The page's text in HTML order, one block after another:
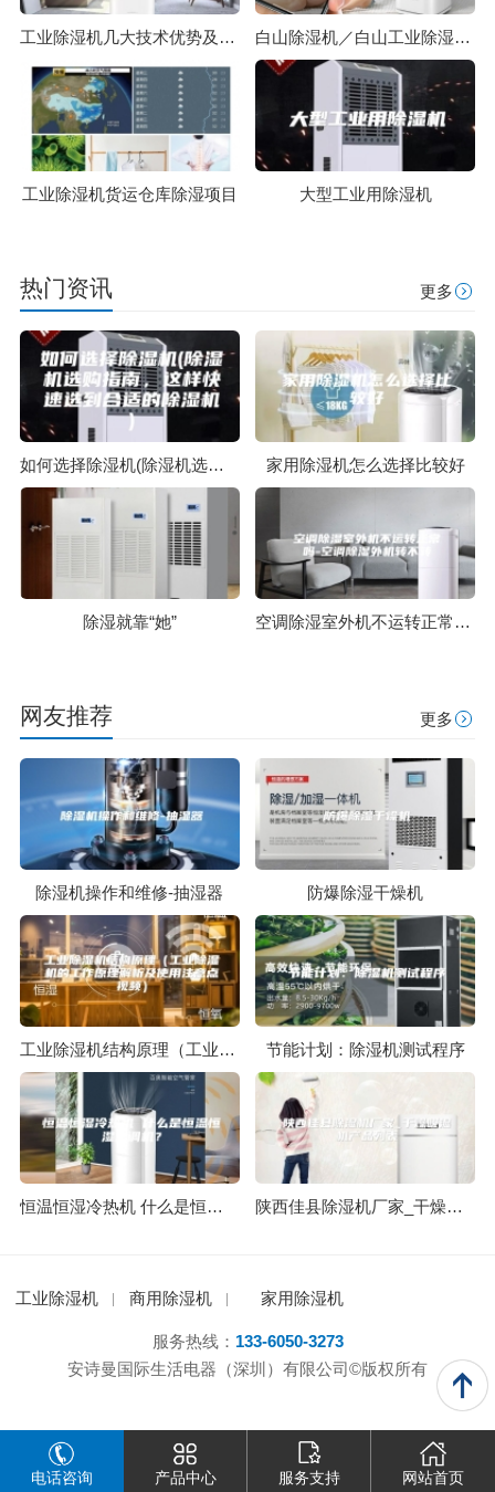
工业除湿机几大技术优势及性能说明 白山除湿机／白山工业除湿机／厂家直营
工业除湿机货运仓库除湿项目 大型工业用除湿机
热门资讯 更多
如何选择除湿机(除湿机选购指南，这样快速选到合适的除湿机) 家用除湿机怎么选择比较好
除湿就靠“她” 空调除湿室外机不运转正常吗-空调除湿外机转不转
网友推荐 更多
除湿机操作和维修-抽湿器 防爆除湿干燥机
工业除湿机结构原理（工业除湿机的工作原理解析及使用注意点视频） 节能计划：除湿机测试程序
恒温恒湿冷热机 什么是恒温恒湿空调机？ 陕西佳县除湿机厂家_干燥吸湿机产品列表
工业除湿机 商用除湿机 家用除湿机
服务热线： 133-6050-3273
安诗曼国际生活电器（深圳）有限公司©版权所有
电话咨询 产品中心 服务支持 网站首页